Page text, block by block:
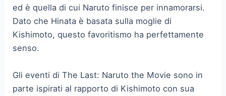
ed è quella di cui Naruto finisce per innamorarsi.
Dato che Hinata è basata sulla moglie di
Kishimoto, questo favoritismo ha perfettamente
senso.
Gli eventi di The Last: Naruto the Movie sono in
parte ispirati al rapporto di Kishimoto con sua